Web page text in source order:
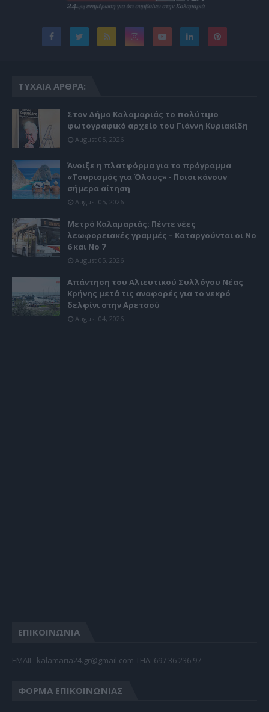
ΤΥΧΑΊΑ ΆΡΘΡΑ:
Στον Δήμο Καλαμαριάς το πολύτιμο
φωτογραφικό αρχείο του Γιάννη Κυριακίδη
August 05, 2026
Άνοιξε η πλατφόρμα για το πρόγραμμα
«Τουρισμός για Όλους» - Ποιοι κάνουν
σήμερα αίτηση
August 05, 2026
Μετρό Καλαμαριάς: Πέντε νέες
λεωφορειακές γραμμές – Καταργούνται οι Νο
6 και Νο 7
August 05, 2026
Απάντηση του Αλιευτικού Συλλόγου Νέας
Κρήνης μετά τις αναφορές για το νεκρό
δελφίνι στην Αρετσού
August 04, 2026
ΕΠΙΚΟΙΝΩΝΙΑ
EMAIL: kalamaria24.gr@gmail.com TΗΛ: 697 36 236 97
ΦΌΡΜΑ ΕΠΙΚΟΙΝΩΝΊΑΣ